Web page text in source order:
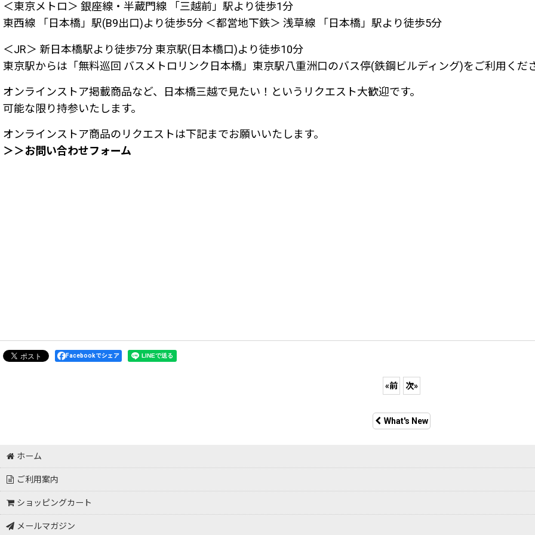
＜東京メトロ＞ 銀座線・半蔵門線 「三越前」駅より徒歩1分
東西線 「日本橋」駅(B9出口)より徒歩5分 ＜都営地下鉄＞ 浅草線 「日本橋」駅より徒歩5分
＜JR＞ 新日本橋駅より徒歩7分 東京駅(日本橋口)より徒歩10分
東京駅からは「無料巡回 バスメトロリンク日本橋」東京駅八重洲口のバス停(鉄鋼ビルディング)をご利用くだ
オンラインストア掲載商品など、日本橋三越で見たい！というリクエスト大歓迎です。
可能な限り持参いたします。
オンラインストア商品のリクエストは下記までお願いいたします。
＞＞お問い合わせフォーム
Facebookでシェア
«前 次»
What's New
ホーム
ご利用案内
ショッピングカート
メールマガジン